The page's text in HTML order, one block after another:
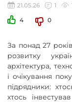
21.05.26 1
4
0
За понад 27
розвитку
архітектура,
і очікування
підрядники:
хтось